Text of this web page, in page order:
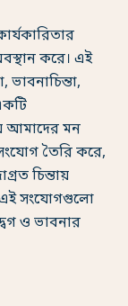
করে। এই
আমাদের মন
তৈরি করে,
চিন্তায়
এই সংযোগগুলো
ও ভাবনার